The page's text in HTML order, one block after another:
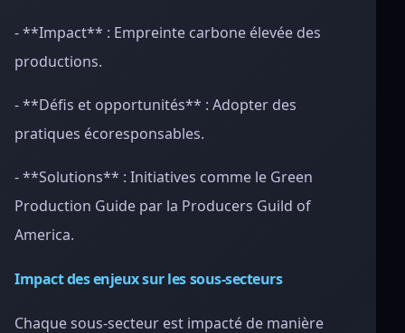
- **Impact** : Empreinte carbone élevée des
productions.
- **Défis et opportunités** : Adopter des
pratiques écoresponsables.
- **Solutions** : Initiatives comme le Green
Production Guide par la Producers Guild of
America.
Impact des enjeux sur les sous-secteurs
Chaque sous-secteur est impacté de manière